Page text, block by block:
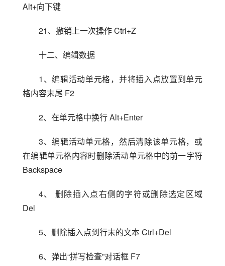
Alt+向下键
21、撤销上一次操作 Ctrl+Z
十二、编辑数据
1、编辑活动单元格，并将插入点放置到单元
格内容末尾 F2
2、在单元格中换行 Alt+Enter
3、编辑活动单元格，然后清除该单元格，或
在编辑单元格内容时删除活动单元格中的前一字符
Backspace
4、 删除插入点右侧的字符或删除选定区域
Del
5、删除插入点到行末的文本 Ctrl+Del
6、弹出“拼写检查”对话框 F7